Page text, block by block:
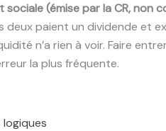
sociale (émise par la CR, non
deux paient un dividende et
n’a rien à voir. Faire
la plus fréquente.